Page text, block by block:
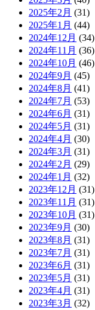
2025年2月 (31)
2025年1月 (44)
2024年12月 (34)
2024年11月 (36)
2024年10月 (46)
2024年9月 (45)
2024年8月 (41)
2024年7月 (53)
2024年6月 (31)
2024年5月 (31)
2024年4月 (30)
2024年3月 (31)
2024年2月 (29)
2024年1月 (32)
2023年12月 (31)
2023年11月 (31)
2023年10月 (31)
2023年9月 (30)
2023年8月 (31)
2023年7月 (31)
2023年6月 (31)
2023年5月 (31)
2023年4月 (31)
2023年3月 (32)